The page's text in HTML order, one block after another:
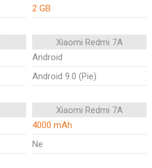
2 GB
Xiaomi Redmi 7A
Android
Android 9.0 (Pie)
Xiaomi Redmi 7A
4000 mAh
Ne